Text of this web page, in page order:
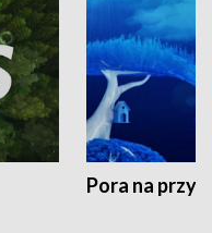
Pora na